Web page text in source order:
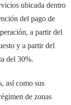
ubicada dentro
del pago de
a partir del
y a partir del
del 30%.
así como sus
de zonas